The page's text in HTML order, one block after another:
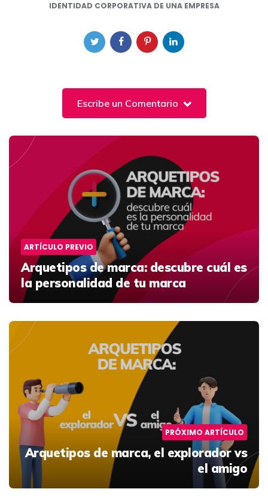
IDENTIDAD CORPORATIVA DE UNA EMPRESA
Escribe un Comentario
Post
navigation
ARTÍCULO PREVIO
Arquetipos de marca: descubre cuál es
la personalidad de tu marca
PRÓXIMO ARTÍCULO
Arquetipos de marca, el explorador vs
el amigo